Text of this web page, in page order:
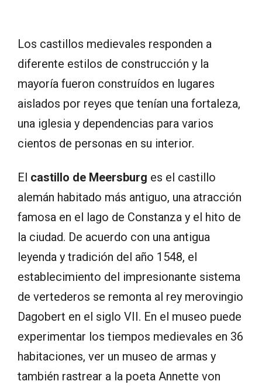
Los castillos medievales responden a
diferente estilos de construcción y la
mayoría fueron construídos en lugares
aislados por reyes que tenían una fortaleza,
una iglesia y dependencias para varios
cientos de personas en su interior.
El castillo de Meersburg es el castillo
alemán habitado más antiguo, una atracción
famosa en el lago de Constanza y el hito de
la ciudad. De acuerdo con una antigua
leyenda y tradición del año 1548, el
establecimiento del impresionante sistema
de vertederos se remonta al rey merovingio
Dagobert en el siglo VII. En el museo puede
experimentar los tiempos medievales en 36
habitaciones, ver un museo de armas y
también rastrear a la poeta Annette von